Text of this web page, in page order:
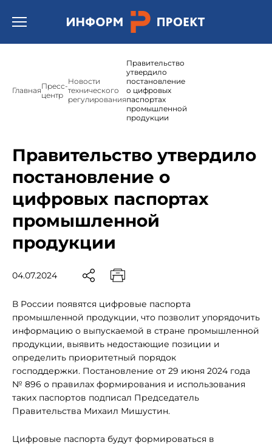
Открыть бургер меню.
ГлавнаяПресс-
центр
Новости
технического
регулирования
Правительство
утвердило
постановление
о цифровых
паспортах
промышленной
продукции
Правительство утвердило
постановление о
цифровых паспортах
промышленной
продукции
04.07.2024
В России появятся цифровые паспорта
промышленной продукции, что позволит упорядочить
информацию о выпускаемой в стране промышленной
продукции, выявить недостающие позиции и
определить приоритетный порядок
господдержки. Постановление от 29 июня 2024 года
№ 896 о правилах формирования и использования
таких паспортов подписал Председатель
Правительства Михаил Мишустин.
Цифровые паспорта будут формироваться в